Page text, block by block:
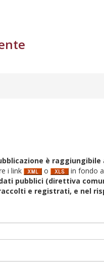
è
i link
o in fondo
pubblici (direttiva
e registrati, e nel